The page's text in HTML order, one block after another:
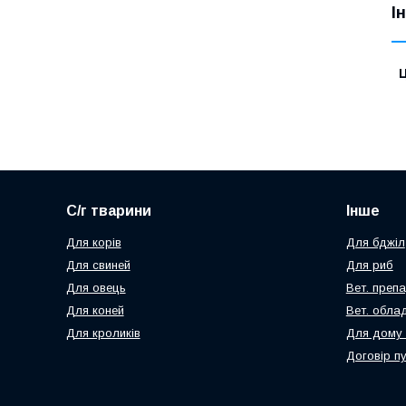
С/г тварини
Для корів
Для свиней
Для овець
Для коней
Для кроликів
Інше
Для бджіл
Для риб
Вет.
Вет.
Для дому
Договір